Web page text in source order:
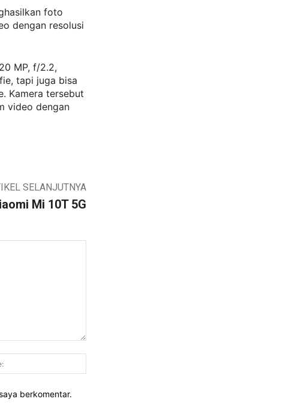
foto
dengan resolusi
MP, f/2.2,
tapi juga bisa
Kamera tersebut
video dengan
SELANJUTNYA
Mi 10T 5G
berkomentar.